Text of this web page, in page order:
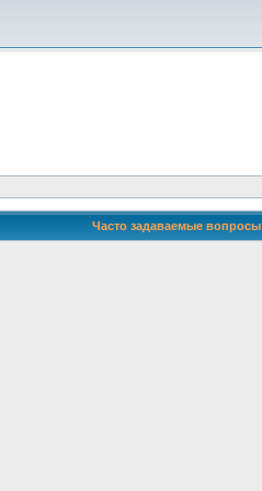
Часто задаваемые вопросы